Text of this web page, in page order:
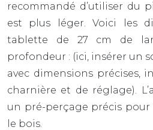
recommandé d’utiliser du
est plus léger. Voici les
tablette de 27 cm de
profondeur : (ici, insérer un
avec dimensions précises,
charnière et de réglage).
un pré-perçage précis pour
le bois.